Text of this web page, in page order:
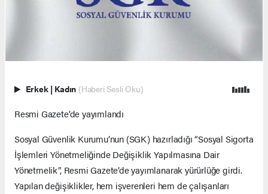
Erkek | Kadın (Haberi Sesli Oku)
Resmi Gazete’de yayımlandı
Sosyal Güvenlik Kurumu’nun (SGK) hazırladığı “Sosyal Sigorta
İşlemleri Yönetmeliğinde Değişiklik Yapılmasına Dair
Yönetmelik”, Resmi Gazete’de yayımlanarak yürürlüğe girdi.
Yapılan değişiklikler, hem işverenleri hem de çalışanları